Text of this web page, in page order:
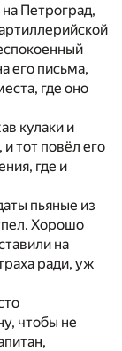
Петроград,
его письма,
где оно
кулаки и
тот повёл его
где и
пьяные из
Хорошо
на
ради, уж
чтобы не